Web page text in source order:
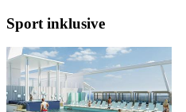
Sport inklusive